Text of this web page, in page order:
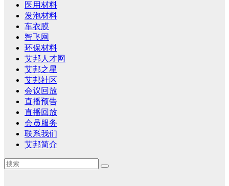
医用材料
发泡材料
车衣膜
智飞网
环保材料
艾邦人才网
艾邦之星
艾邦社区
会议回放
直播预告
直播回放
会员服务
联系我们
艾邦简介